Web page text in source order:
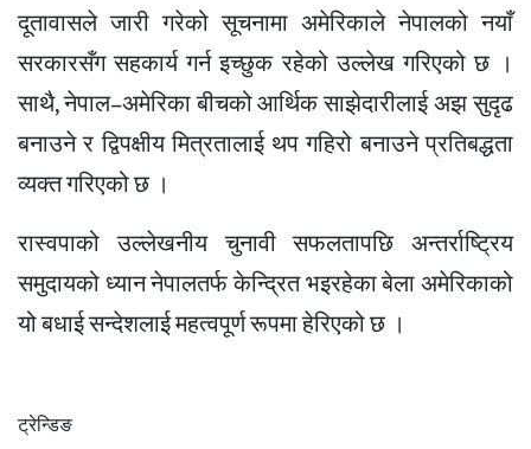
दूतावासले जारी गरेको सूचनामा अमेरिकाले नेपालको नयाँ
सरकारसँग सहकार्य गर्न इच्छुक रहेको उल्लेख गरिएको छ ।
साथै, नेपाल–अमेरिका बीचको आर्थिक साझेदारीलाई अझ सुदृढ
बनाउने र द्विपक्षीय मित्रतालाई थप गहिरो बनाउने प्रतिबद्धता
व्यक्त गरिएको छ ।
रास्वपाको उल्लेखनीय चुनावी सफलतापछि अन्तर्राष्ट्रिय
समुदायको ध्यान नेपालतर्फ केन्द्रित भइरहेका बेला अमेरिकाको
यो बधाई सन्देशलाई महत्वपूर्ण रूपमा हेरिएको छ ।
ट्रेन्डिङ